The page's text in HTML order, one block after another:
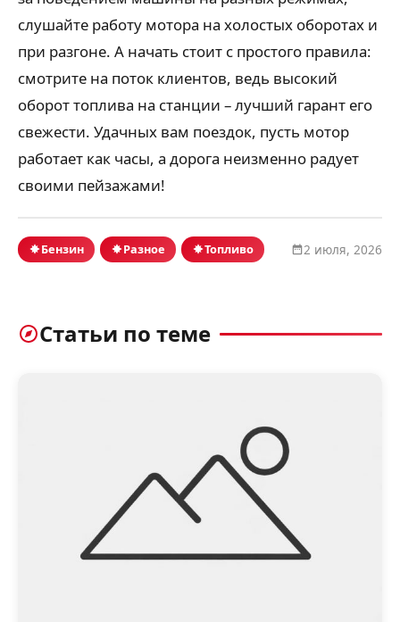
слушайте работу мотора на холостых оборотах и
при разгоне. А начать стоит с простого правила:
смотрите на поток клиентов, ведь высокий
оборот топлива на станции – лучший гарант его
свежести. Удачных вам поездок, пусть мотор
работает как часы, а дорога неизменно радует
своими пейзажами!
Бензин Разное Топливо 2 июля, 2026
Статьи по теме